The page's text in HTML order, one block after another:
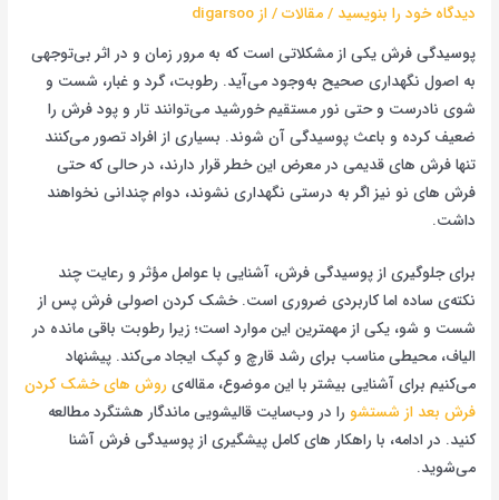
دیدگاه‌ خود را بنویسید /مقالات/ از digarsoo
پوسیدگی فرش یکی از مشکلاتی است که به مرور زمان و در اثر بی‌توجهی
به اصول نگهداری صحیح به‌وجود می‌آید. رطوبت، گرد و غبار، شست و
شوی نادرست و حتی نور مستقیم خورشید می‌توانند تار و پود فرش را
ضعیف کرده و باعث پوسیدگی آن شوند. بسیاری از افراد تصور می‌کنند
تنها فرش های قدیمی در معرض این خطر قرار دارند، در حالی که حتی
فرش های نو نیز اگر به درستی نگهداری نشوند، دوام چندانی نخواهند
داشت.
برای جلوگیری از پوسیدگی فرش، آشنایی با عوامل مؤثر و رعایت چند
نکته‌ی ساده اما کاربردی ضروری است. خشک کردن اصولی فرش پس از
شست و شو، یکی از مهمترین این موارد است؛ زیرا رطوبت باقی مانده در
الیاف، محیطی مناسب برای رشد قارچ و کپک ایجاد می‌کند. پیشنهاد
می‌کنیم برای آشنایی بیشتر با این موضوع، مقاله‌ی روش های خشک کردن
فرش بعد از شستشو را در وب‌سایت قالیشویی ماندگار هشتگرد مطالعه
کنید. در ادامه، با راهکار های کامل پیشگیری از پوسیدگی فرش آشنا
می‌شوید.